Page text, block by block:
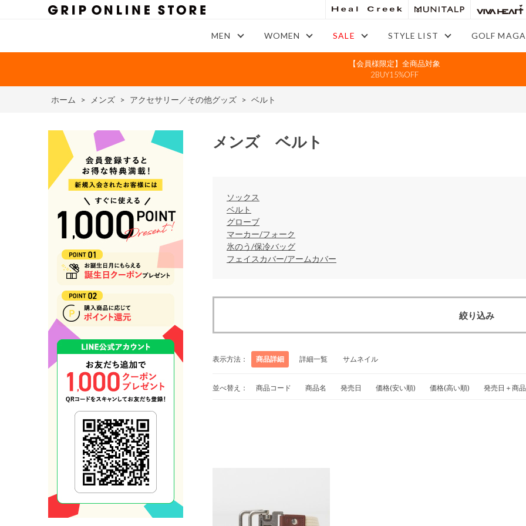
MEN WOMEN SALE STYLE LIST GOLF
【会員様限定】全商品対象
2BUY15%OFF
ホーム > メンズ > アクセサリー／その他グッズ > ベルト
メンズ ベルト
ソックス
ベルト
グローブ
マーカー/フォーク
氷のう/保冷バッグ
フェイスカバー/アームカバー
絞り込み
表示方法： 商品詳細 詳細一覧 サムネイル
並べ替え： 商品コード 商品名 発売日 価格(安い順) 価格(高い順) 発売日＋商